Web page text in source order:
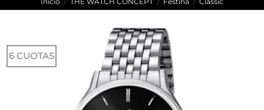
6 CUOTAS